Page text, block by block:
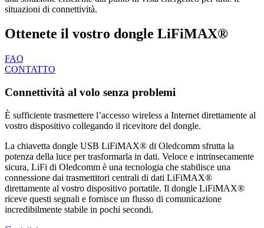
situazioni di connettività.
Ottenete il vostro dongle LiFiMAX®
FAQ
CONTATTO
Connettività al volo senza problemi
È sufficiente trasmettere l’accesso wireless a Internet direttamente al
vostro dispositivo collegando il ricevitore del dongle.
La chiavetta dongle USB LiFiMAX® di Oledcomm sfrutta la
potenza della luce per trasformarla in dati. Veloce e intrinsecamente
sicura, LiFi di Oledcomm è una tecnologia che stabilisce una
connessione dai trasmettitori centrali di dati LiFiMAX®
direttamente al vostro dispositivo portatile. Il dongle LiFiMAX®
riceve questi segnali e fornisce un flusso di comunicazione
incredibilmente stabile in pochi secondi.